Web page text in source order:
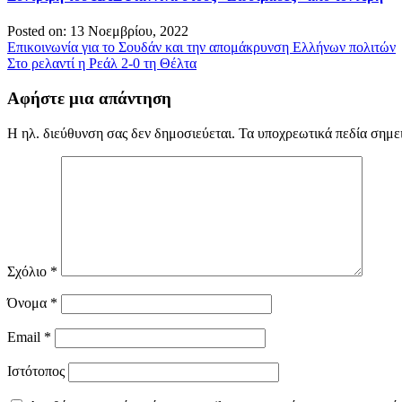
Posted on: 13 Νοεμβρίου, 2022
Πλοήγηση
άρθρων
Επικοινωνία για το Σουδάν και την απομάκρυνση Ελλήνων πολιτών
Στο ρελαντί η Ρεάλ 2-0 τη Θέλτα
Αφήστε μια απάντηση
Η ηλ. διεύθυνση σας δεν δημοσιεύεται. Τα υποχρεωτικά πεδία
Σχόλιο *
Όνομα *
Email *
Ιστότοπος